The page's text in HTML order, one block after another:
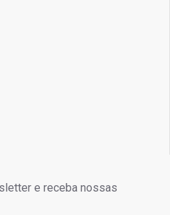
e receba nossas